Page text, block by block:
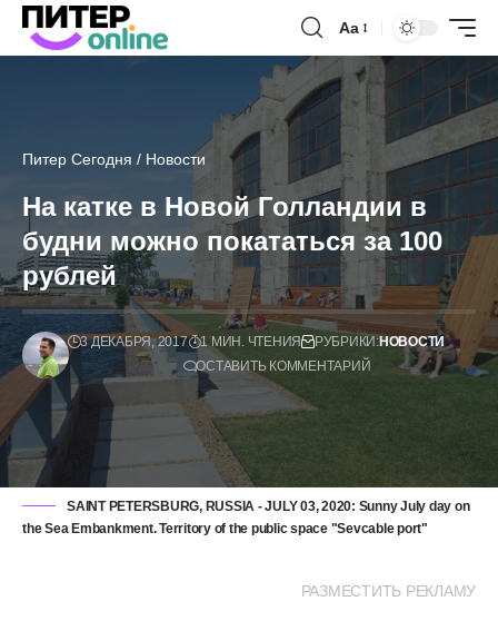
Аа
Питер Сегодня / Новости
На катке в Новой Голландии в
будни можно покататься за 100
рублей
3 ДЕКАБРЯ, 2017 1 МИН. ЧТЕНИЯ РУБРИКИ:НОВОСТИ
ОСТАВИТЬ КОММЕНТАРИЙ
SAINT PETERSBURG, RUSSIA - JULY 03, 2020: Sunny July day on
the Sea Embankment. Territory of the public space "Sevcable port"
РАЗМЕСТИТЬ РЕКЛАМУ